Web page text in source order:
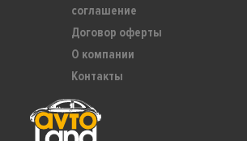
соглашение
Договор оферты
О компании
Контакты